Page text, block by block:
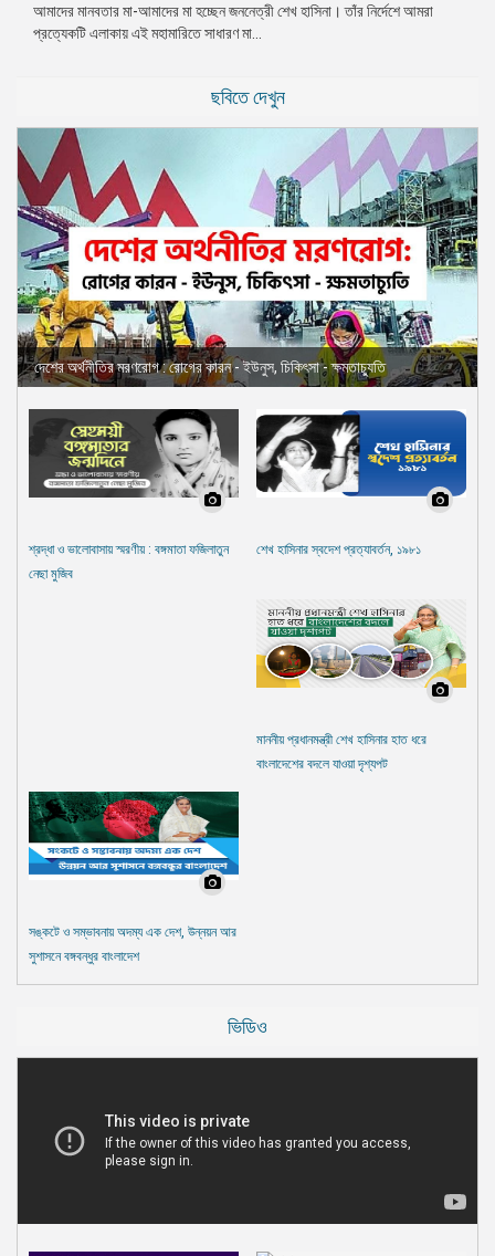
আমাদের মানবতার মা-আমাদের মা হচ্ছেন জননেত্রী শেখ হাসিনা। তাঁর নির্দেশে আমরা
প্রত্যেকটি এলাকায় এই মহামারিতে সাধারণ মা...
ছবিতে দেখুন
দেশের অর্থনীতির মরণরোগ : রোগের কারন - ইউনুস, চিকিৎসা - ক্ষমতাচ্যুতি
শ্রদ্ধা ও ভালোবাসায় স্মরণীয় : বঙ্গমাতা ফজিলাতুন
নেছা মুজিব
শেখ হাসিনার স্বদেশ প্রত্যাবর্তন, ১৯৮১
মাননীয় প্রধানমন্ত্রী শেখ হাসিনার হাত ধরে
বাংলাদেশের বদলে যাওয়া দৃশ্যপট
সঙ্কটে ও সম্ভাবনায় অদম্য এক দেশ, উন্নয়ন আর
সুশাসনে বঙ্গবন্ধুর বাংলাদেশ
ভিডিও